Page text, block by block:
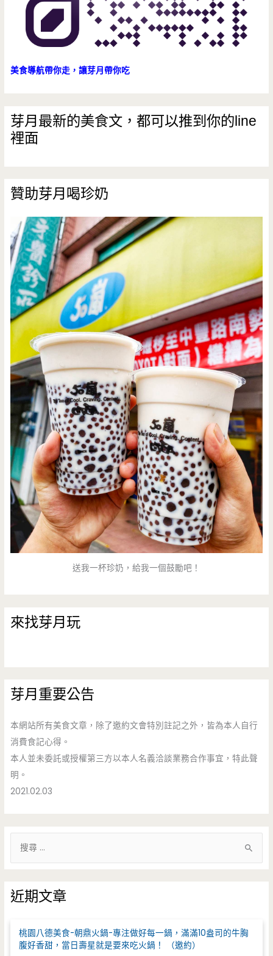
美食導航帶你走，讓芽月帶你吃
芽月最新的美食文，都可以推到你的line
裡面
贊助芽月喝珍奶
送我一杯珍奶，給我一個鼓勵吧！
來找芽月玩
芽月重要公告
本網站所有美食文章，除了邀約文會特別註記之外，皆為本人自行
消費食記心得。
本人並未委託或授權第三方以本人名義洽談業務合作事宜，特此聲
明。
2021.02.03
鍵
字
近期文章
桃園八德美食-朝鼎火鍋-專注做好每一鍋，滿滿10盎司的牛胸
腹好香甜，當日壽星就是要來吃火鍋！ （邀約）